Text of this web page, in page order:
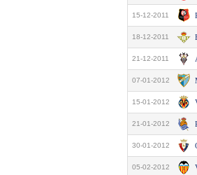
15-12-2011
18-12-2011
21-12-2011
07-01-2012
15-01-2012
21-01-2012
30-01-2012
05-02-2012